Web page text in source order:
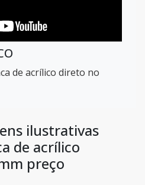
de acrílico direto no
ilustrativas
de acrílico
preço